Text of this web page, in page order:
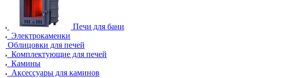
Печи для бани
Электрокаменки
Облицовки для печей
Комплектующие для печей
Камины
Аксессуары для каминов